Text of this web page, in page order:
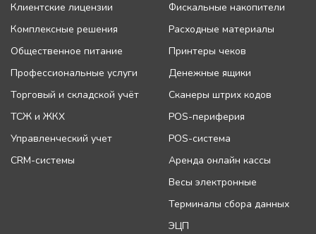
Клиентские лицензии
Комплексные решения
Общественное питание
Профессиональные услуги
Торговый и складской учёт
ТСЖ и ЖКХ
Управленческий учет
CRM-системы
Фискальные накопители
Расходные материалы
Принтеры чеков
Денежные ящики
Сканеры штрих кодов
POS-периферия
POS-система
Аренда онлайн кассы
Весы электронные
Терминалы сбора данных
ЭЦП